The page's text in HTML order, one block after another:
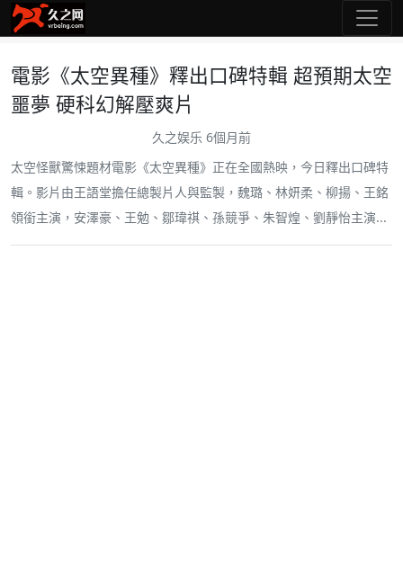
電影《太空異種》釋出口碑特輯 超預期太空
噩夢 硬科幻解壓爽片
久之娱乐 6個月前
太空怪獸驚悚題材電影《太空異種》正在全國熱映，今日釋出口碑特
輯。影片由王語堂擔任總製片人與監製，魏璐、林妍柔、柳揚、王銘
領銜主演，安澤豪、王勉、鄒瑋祺、孫競爭、朱智煌、劉靜怡主演...